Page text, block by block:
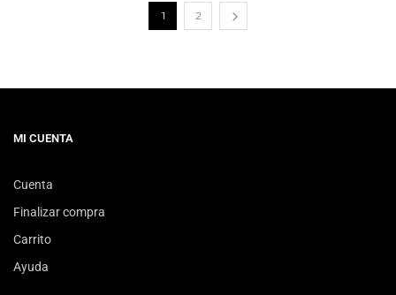
1 2
MI CUENTA
Cuenta
Finalizar compra
Carrito
Ayuda